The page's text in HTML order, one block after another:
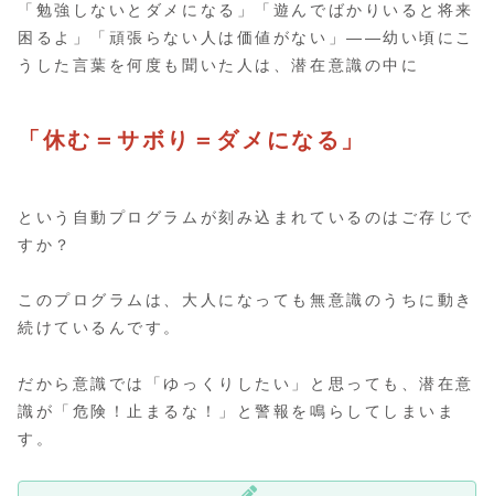
「勉強しないとダメになる」「遊んでばかりいると将来
困るよ」「頑張らない人は価値がない」——幼い頃にこ
うした言葉を何度も聞いた人は、潜在意識の中に
「休む＝サボり＝ダメになる」
という自動プログラムが刻み込まれているのはご存じで
すか？
このプログラムは、大人になっても無意識のうちに動き
続けているんです。
だから意識では「ゆっくりしたい」と思っても、潜在意
識が「危険！止まるな！」と警報を鳴らしてしまいま
す。